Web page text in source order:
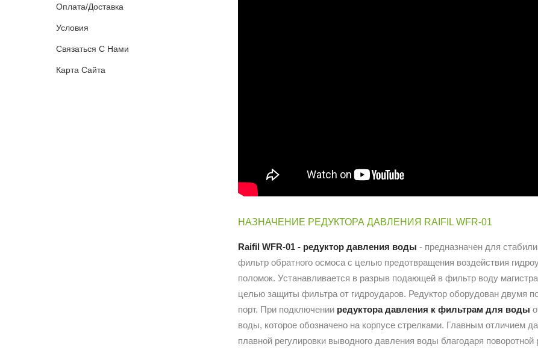
Оплата/Доставка
Условия
Связаться С Нами
Карта Сайта
НАЗНАЧЕНИЕ РЕДУКТОРА ДАВЛЕНИЯ RAIFIL WFR-01
Raifil WFR-01 - редуктор давления воды - предназначен для
фильтр обратного осмоса с целью предотвращения воздействия
поломок. Устанавливается в разрыв подающей в фильтр воду
целью защиты фильтра от гидроударов. Редуктор оборудован двумя
порт. При подключении редуктора давления к фильтрам для воды
воды, которое обозначено на корпусе стрелками. Главным отличием
плавной регулировки выводного давления воды благодаря поворотной